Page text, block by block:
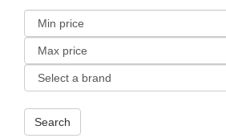
Search